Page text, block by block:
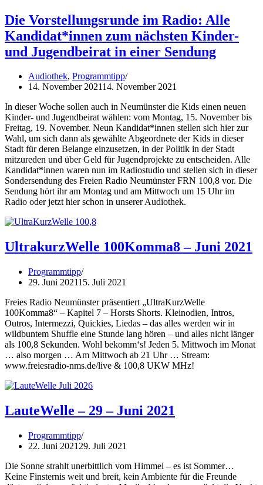
Die Vorstellungsrunde im Radio: Alle
Kandidat*innen zum nächsten Kinder-
und Jugendbeirat in einer Sendung
Audiothek, Programmtipp
14. November 202114. November 2021
In dieser Woche sollen auch in Neumünster die Kids einen neuen
Kinder- und Jugendbeirat wählen: vom Montag, 15. November bis
Freitag, 19. November. Neun Kandidat*innen stellen sich hier zur
Wahl, um sich dann als gewählte Abgeordnete der Kids in dieser
Stadt für deren Belange einzusetzen, in der Politik in der Stadt
mitzureden und über Geld für Jugendprojekte zu entscheiden. Alle
Kandidat*innen waren nun im Radiostudio und stellen sich in dieser
Sondersendung des Freien Radio Neumünster FRN 100,8 vor. Die
Sendung hört ihr am Montag und am Mittwoch um 15 Uhr im
Radio oder jetzt hier schon in unserer Audiothek.
UltrakurzWelle 100Komma8 – Juni 2021
Programmtipp
29. Juni 202115. Juli 2021
Freies Radio Neumünster präsentiert „UltraKurzWelle
100Komma8“ – Kapitel 7 – Horsts Shorts. Kleinodien, Intros,
Outros, Intermezzi, Quickies, Liedas – das alles werden wir in
wildbuntem Shuffle eine Stunde lang hören – und alles nicht länger
als 100,8 Sekunden. Wohl bekomm‘s! Jeden 5. Mittwoch im Monat
… also morgen … Am Mittwoch ab 21 Uhr … Stream:
www.freiesradio-nms.de/live & 100,8 UKW MHz!
LauteWelle – 29 – Juni 2021
Programmtipp
22. Juni 2021 29. Juli 2021
Die Sonne strahlt unerbittlich vom Himmel – es ist Sommer…
Keine Finsternis weit und breit, kein Ambiente für die Freunde